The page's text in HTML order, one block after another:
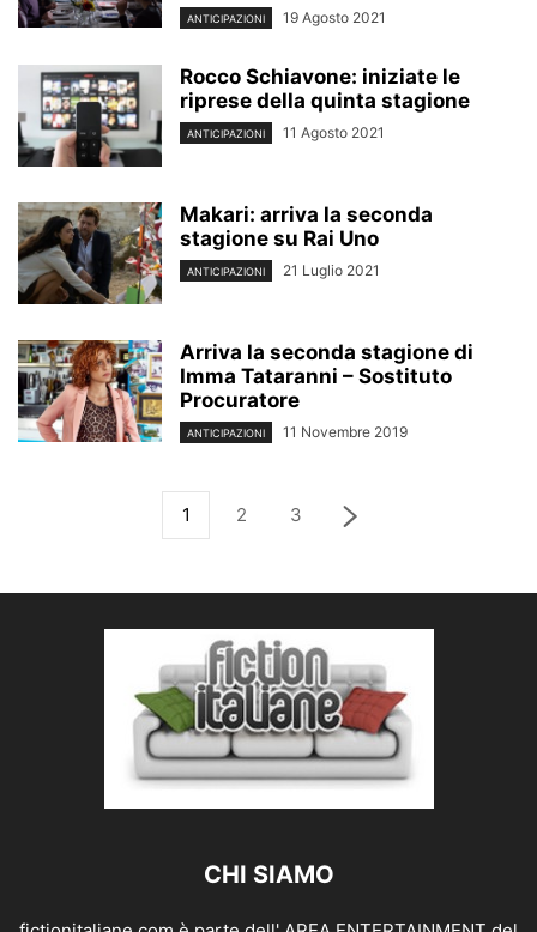
ANTICIPAZIONI 19 Agosto 2021
Rocco Schiavone: iniziate le
riprese della quinta stagione
ANTICIPAZIONI 11 Agosto 2021
Makari: arriva la seconda
stagione su Rai Uno
ANTICIPAZIONI 21 Luglio 2021
Arriva la seconda stagione di
Imma Tataranni – Sostituto
Procuratore
ANTICIPAZIONI 11 Novembre 2019
1 2 3
CHI SIAMO